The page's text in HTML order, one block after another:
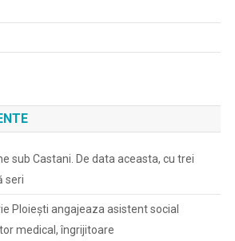
sub Castani. De data aceasta, cu trei
seri
Ploieşti angajeaza asistent social
medical, îngrijitoare